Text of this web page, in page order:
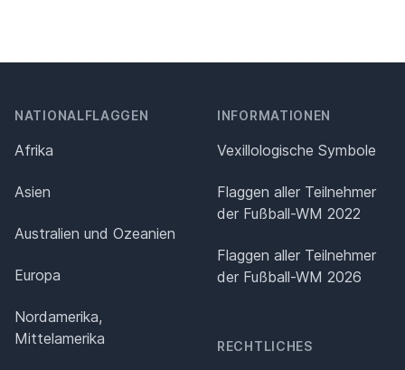
NATIONALFLAGGEN
Afrika
Asien
Australien und Ozeanien
Europa
Nordamerika,
Mittelamerika
INFORMATIONEN
Vexillologische Symbole
Flaggen aller Teilnehmer
der Fußball-WM 2022
Flaggen aller Teilnehmer
der Fußball-WM 2026
RECHTLICHES